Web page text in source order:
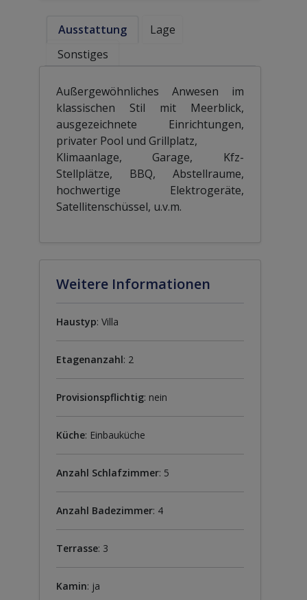
Ausstattung
Lage
Sonstiges
Außergewöhnliches Anwesen im
klassischen Stil mit Meerblick,
ausgezeichnete Einrichtungen,
privater Pool und Grillplatz,
Klimaanlage, Garage, Kfz-
Stellplätze, BBQ, Abstellraume,
hochwertige Elektrogeräte,
Satellitenschüssel, u.v.m.
Weitere Informationen
Haustyp: Villa
Etagenanzahl: 2
Provisionspflichtig: nein
Küche: Einbauküche
Anzahl Schlafzimmer: 5
Anzahl Badezimmer: 4
Terrasse: 3
Kamin: ja